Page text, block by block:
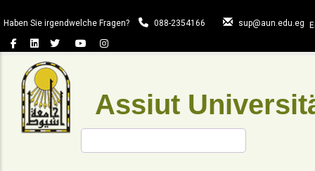
zum
Inhalt
Haben Sie irgendwelche Fragen? 088-2354166 sup@aun.edu.eg
Assiut
Suche